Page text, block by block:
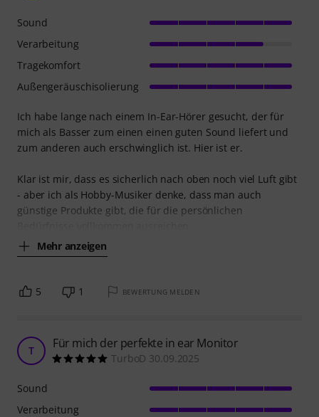
Ich habe lange nach einem In-Ear-Hörer gesucht, der für
mich als Basser zum einen einen guten Sound liefert und
zum anderen auch erschwinglich ist. Hier ist er.
Klar ist mir, dass es sicherlich nach oben noch viel Luft gibt
- aber ich als Hobby-Musiker denke, dass man auch
günstige Produkte gibt, die für die persönlichen
Mehr anzeigen
Sound
Verarbeitung
Tragekomfort
Außengeräuschisolierung
5 1 BEWERTUNG MELDEN
T Für mich der perfekte in ear Monitor
TurboD 30.09.2025
Sound
Verarbeitung